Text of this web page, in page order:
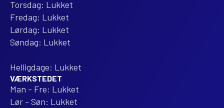
Torsdag: Lukket
Fredag: Lukket
Lørdag: Lukket
Søndag: Lukket
Helligdage: Lukket
VÆRKSTEDET
Man - Fre: Lukket
Lør - Søn: Lukket